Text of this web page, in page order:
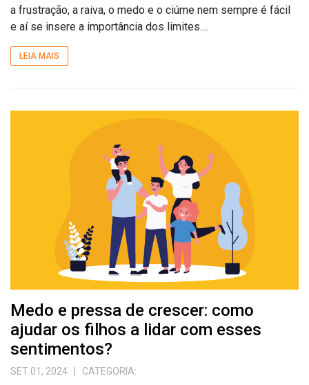
a frustração, a raiva, o medo e o ciúme nem sempre é fácil
e aí se insere a importância dos limites....
LEIA MAIS
Medo e pressa de crescer: como
ajudar os filhos a lidar com esses
sentimentos?
SET 01, 2024 | CATEGORIA: